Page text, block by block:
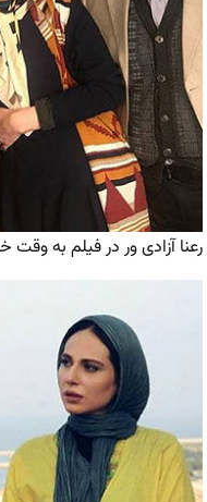
رعنا آزادی ور در فیلم به وقت